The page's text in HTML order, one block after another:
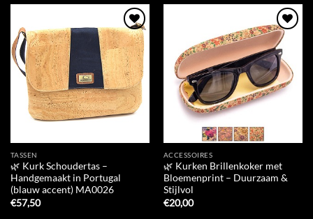
Add to
Wishlist
TASSEN
🌿 Kurk Schoudertas –
Handgemaakt in Portugal
(blauw accent) MA0026
€57,50
Add to
Wishlist
ACCESSOIRES
🌿 Kurken Brillenkoker met
Bloemenprint – Duurzaam &
Stijlvol
€20,00